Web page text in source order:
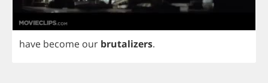
have become our brutalizers.